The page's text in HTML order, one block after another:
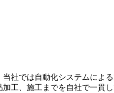
社では自動化システムによ
工、施工までを自社で一貫